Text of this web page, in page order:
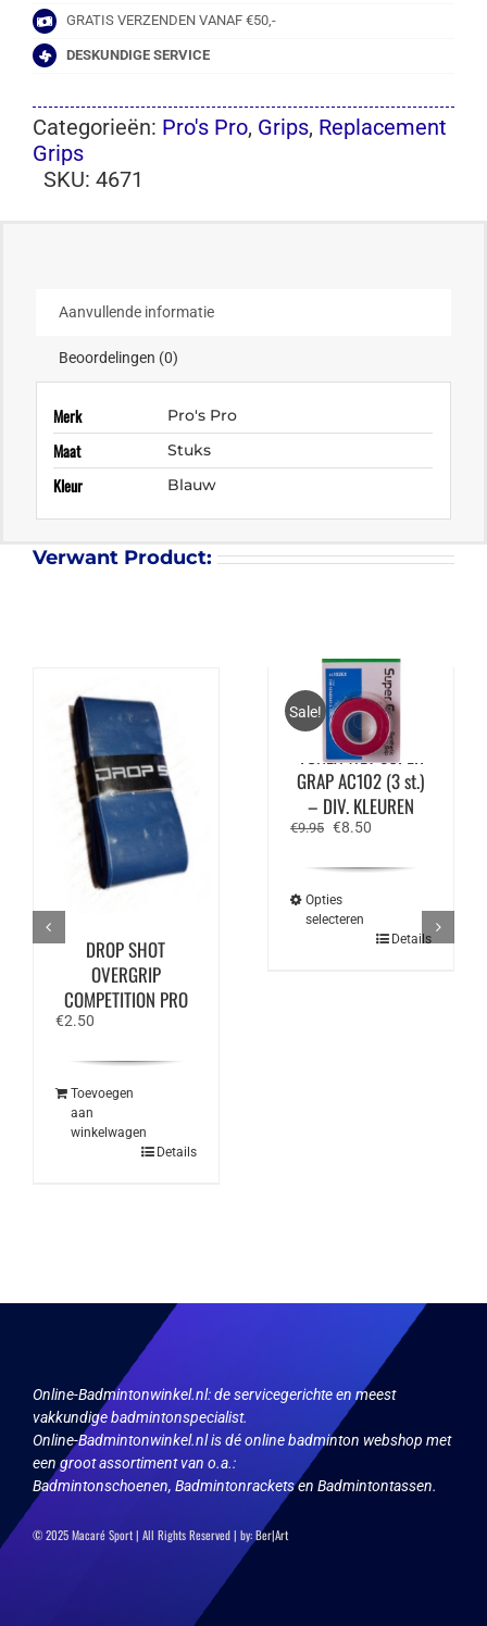
GRATIS VERZENDEN VANAF €50,-
DESKUNDIGE SERVICE
Categorieën: Pro's Pro, Grips, Replacement
Grips
SKU: 4671
Aanvullende informatie
Beoordelingen (0)
Merk Pro's Pro
Maat Stuks
Kleur Blauw
Verwant Product:
DROP SHOT
OVERGRIP
COMPETITION PRO
€2.50
Toevoegen
aan
winkelwagen
Details
Sale!
YONEX WET SUPER
GRAP AC102 (3 st.)
– DIV. KLEUREN
€9.95 Oorspronkelijke
€8.50Huidige
Opties
selecteren
Dit
Details
Online-Badmintonwinkel.nl:de servicegerichte en meest
vakkundige badmintonspecialist.
Online-Badmintonwinkel.nl is dé online badminton webshop met
een groot assortiment van o.a.:
Badmintonschoenen, Badmintonrackets en Badmintontassen.
© 2025 Macaré Sport | All Rights Reserved | by:Ber|Art